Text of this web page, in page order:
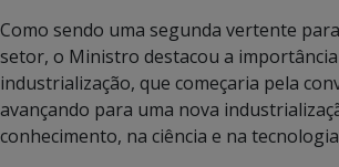
Como sendo uma segunda vertente
setor, o Ministro destacou a
industrialização, que começaria pela
avançando para uma nova
conhecimento, na ciência e na